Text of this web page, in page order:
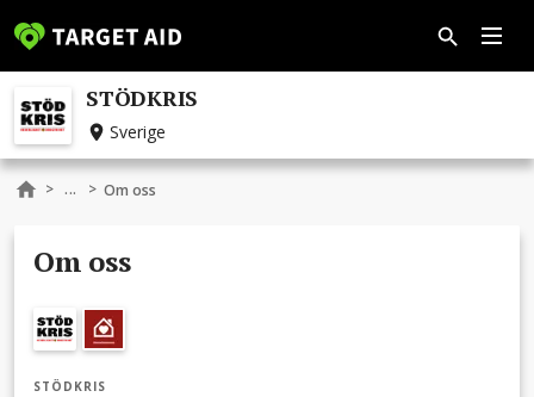
STÖDKRIS
Sverige
> ... > Om oss
Om oss
STÖDKRIS